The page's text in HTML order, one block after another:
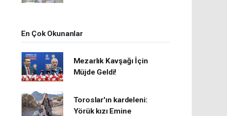
En Çok Okunanlar
Mezarlık Kavşağı İçin
Müjde Geldi!
Toroslar'ın kardeleni:
Yörük kızı Emine